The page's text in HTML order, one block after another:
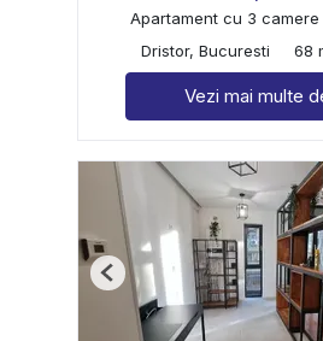
Apartament cu 3
Dristor, Bucuresti
68
Vezi mai multe
Previous